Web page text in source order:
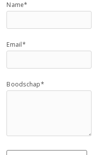
Name*
Email*
Boodschap*